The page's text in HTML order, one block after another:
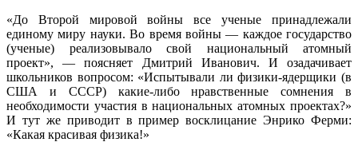
«До Второй мировой войны все ученые принадлежали
единому миру науки. Во время войны — каждое государство
(ученые) реализовывало свой национальный атомный
проект», — поясняет Дмитрий Иванович. И озадачивает
школьников вопросом: «Испытывали ли физики-ядерщики (в
США и СССР) какие-либо нравственные сомнения в
необходимости участия в национальных атомных проектах?»
И тут же приводит в пример восклицание Энрико Ферми:
«Какая красивая физика!»